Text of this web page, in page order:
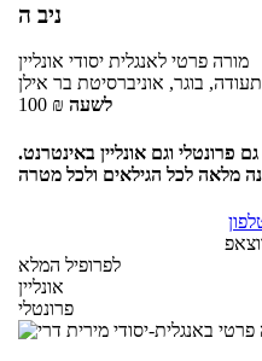
ניב ה
מורה פרטי לאנגלית יסודי אונליין
בוגר, אוניברסיטת בר אילן
100 ₪ לשעה
פרונטלי וגם אונליין באינטרנט.
מלאה לכל הגילאים ולכל מטרה
לפרופיל המלא
אונליין
פרונטלי